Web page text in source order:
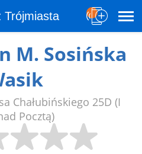
Trójmiasta
M. Sosińska
Chałubińskiego 25D (I
Pocztą)